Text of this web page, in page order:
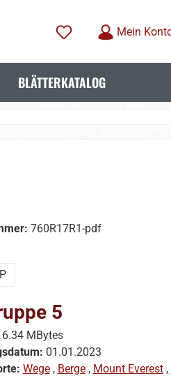
Mein
BLÄTTERKATALOG
760R17R1-pdf
5
6.34 MBytes
01.01.2023
Wege, Berge, Mount Everest,